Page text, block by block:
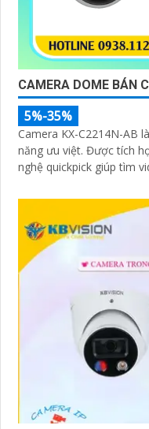
CAMERA DOME BÁN
5%-35%
Camera KX-C2214N-AB
năng ưu việt. Được tích hợp chức năng thu âm rõ ràng công
nghệ quickpick giúp tìm